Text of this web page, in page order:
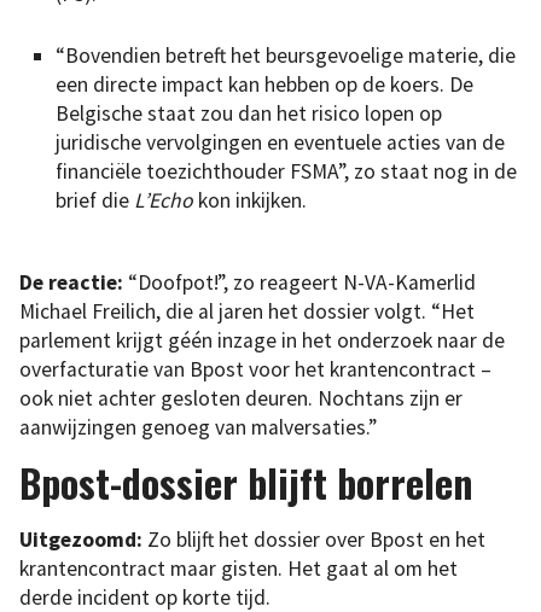
“Bovendien betreft het beursgevoelige materie, die
een directe impact kan hebben op de koers. De
Belgische staat zou dan het risico lopen op
juridische vervolgingen en eventuele acties van de
financiële toezichthouder FSMA”, zo staat nog in de
brief die L’Echo kon inkijken.
De reactie: “Doofpot!”, zo reageert N-VA-Kamerlid
Michael Freilich, die al jaren het dossier volgt. “Het
parlement krijgt géén inzage in het onderzoek naar de
overfacturatie van Bpost voor het krantencontract –
ook niet achter gesloten deuren. Nochtans zijn er
aanwijzingen genoeg van malversaties.”
Bpost-dossier blijft borrelen
Uitgezoomd: Zo blijft het dossier over Bpost en het
krantencontract maar gisten. Het gaat al om het
derde incident op korte tijd.